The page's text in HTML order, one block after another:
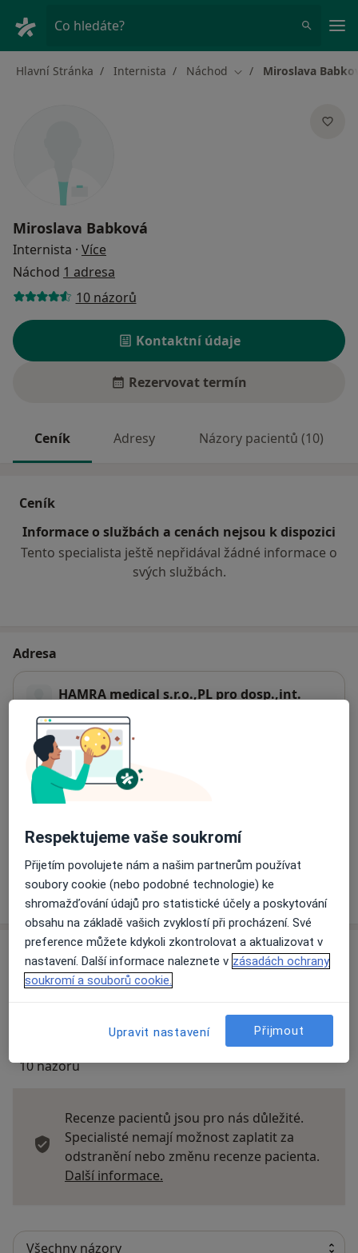
Co hledáte?
Hlavní Stránka Internista Náchod Změna města
Miroslava
Miroslava Babková
Internista · Více
Náchod 1 adresa
10 názorů
Kontaktní údaje
Rezervovat termín
Ceník Adresy Názory pacientů (10)
Ceník
Informace o službách a cenách nejsou k dispozici
Tento specialista ještě nepřidával žádné informace o
svých službách.
Adresa
HAMRA medical s.r.o.,PL pro dosp.,int.
Dostupnost
Co mám v takové situaci udělat?
Víceo adrese
Názory
10 názorů
Recenze pacientů jsou pro nás důležité.
Specialisté nemají možnost zaplatit za
odstranění nebo změnu recenze pacienta.
Další informace.
Respektujeme vaše soukromí
Přijetím povolujete nám a našim partnerům používat
soubory cookie (nebo podobné technologie) ke
shromažďování údajů pro statistické účely a poskytování
obsahu na základě vašich zvyklostí při procházení. Své
preference můžete kdykoli zkontrolovat a aktualizovat v
nastavení. Další informace naleznete v zásadách ochrany
soukromí a souborů cookie.
Upravit nastavení Přijmout